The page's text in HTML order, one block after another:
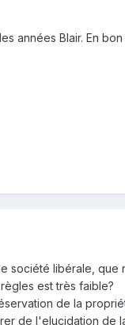
Blair. En
société libérale,
est très faible?
de la
de l'elucidation de